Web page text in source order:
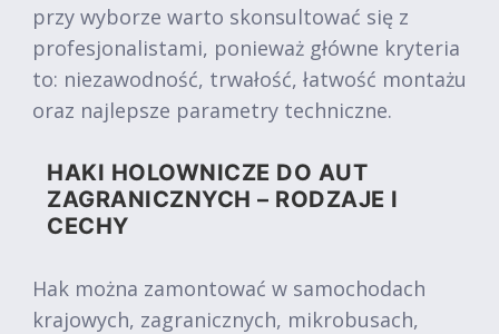
przy wyborze warto skonsultować się z
profesjonalistami, ponieważ główne kryteria
to: niezawodność, trwałość, łatwość montażu
oraz najlepsze parametry techniczne.
HAKI HOLOWNICZE DO AUT
ZAGRANICZNYCH – RODZAJE I
CECHY
Hak można zamontować w samochodach
krajowych, zagranicznych, mikrobusach,